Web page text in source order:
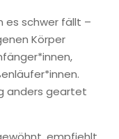
es schwer fällt –
Körper
anders geartet